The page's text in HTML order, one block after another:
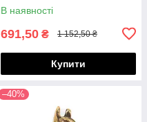
В наявності
691,50 ₴ 1 152,50 ₴
Купити
–40%